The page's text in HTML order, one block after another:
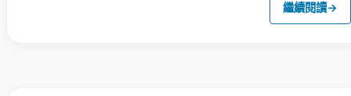
繼續閱讀→